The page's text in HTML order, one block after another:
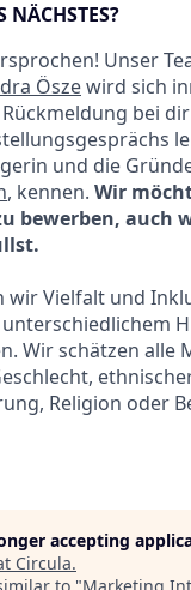
NÄCHSTES?
Unser
Öszewird sich
bei
und die
, kennen. Wir
bewerben, auch
wir Vielfalt und
Wir schätzen alle
Religion oder
accepting
Circula.